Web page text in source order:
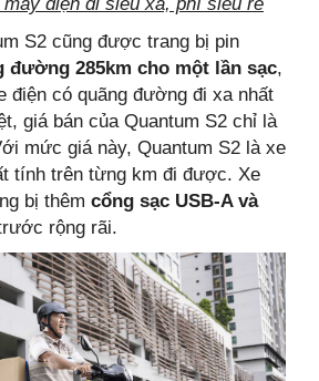
S2 cũng được trang bị pin
đường 285km cho một lần sạc,
điện có quãng đường đi xa nhất
giá bán của Quantum S2 chỉ là
mức giá này, Quantum S2 là xe
tính trên từng km đi được. Xe
bị thêm cổng sạc USB-A và
rộng rãi.